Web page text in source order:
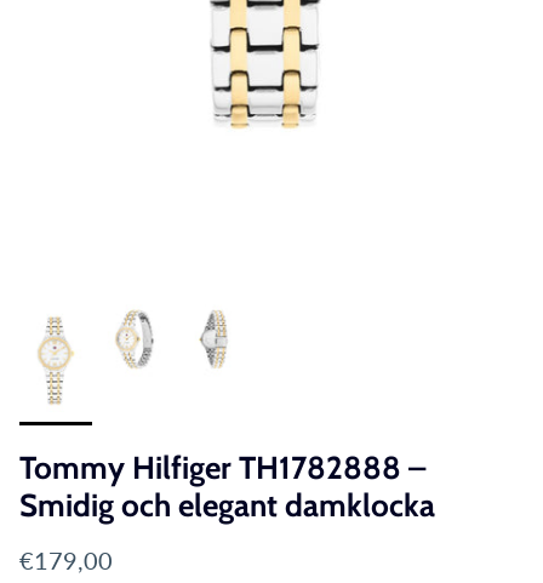
Tommy Hilfiger TH1782888 –
Smidig och elegant damklocka
Translation missing:
€179,00